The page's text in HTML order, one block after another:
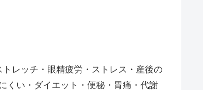
レッチ・眼精疲労・ストレス・産後の
くい・ダイエット・便秘・胃痛・代謝